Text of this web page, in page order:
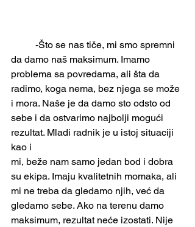
da damo naš maksimum. Imamo
problema sa povredama, ali šta da
radimo, koga nema, bez njega se može
i mora. Naše je da damo sto odsto od
sebe i da ostvarimo najbolji mogući
rezultat. Mladi radnik je u istoj situaciji
kao i
mi, beže nam samo jedan bod i dobra
su ekipa. Imaju kvalitetnih momaka, ali
mi ne treba da gledamo njih, već da
gledamo sebe. Ako na terenu damo
maksimum, rezultat neće izostati. Nije